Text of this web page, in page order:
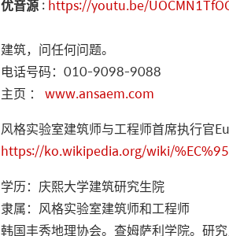
优音源 : https://youtu.be/
建筑，问任何问题。
电话号码：010-9098-9088
主页 ： www.ansaem.com
风格实验室建筑师与工程师首席执行官
https://ko.wikipedia.org/wiki/
学历：庆熙大学建筑研究生院
隶属：风格实验室建筑师和工程师
韩国丰秀地理协会。查姆萨利学院。研